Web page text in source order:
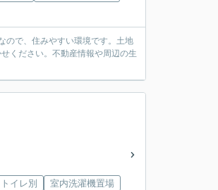
ので、住みやすい環境です。土地
ください。不動産情報や周辺の生
イレ別
室内洗濯機置場